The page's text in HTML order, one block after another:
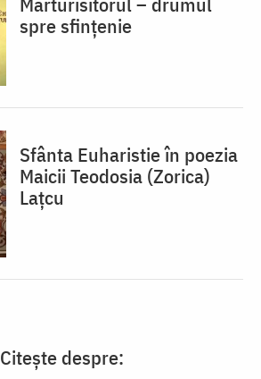
spre sfințenie
Sfânta Euharistie în poezia
Maicii Teodosia (Zorica)
Lațcu
Citește despre: